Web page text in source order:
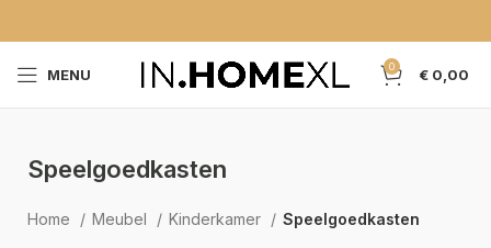
MENU 0 € 0,00
Speelgoedkasten
Home Meubel Kinderkamer Speelgoedkasten